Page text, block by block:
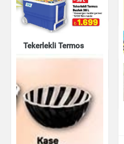
Mutfak Ürünleri
Tekerlekli Termos